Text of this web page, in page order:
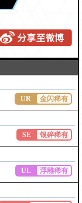
UR 金闪稀有
SE 银碎稀有
UL 浮雕稀有